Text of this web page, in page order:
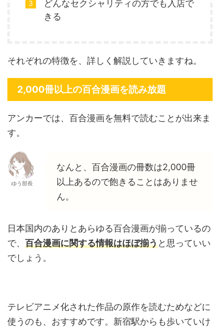
どんなセクシャリティの方でも入店で
きる
それぞれの特徴を、詳しく解説していきますね。
2,000冊以上の百合漫画を読み放題
アンカーでは、百合漫画を無料で読むことが出来ま
す。
ゆう部長
なんと、百合漫画の冊数は2,000冊
以上あるので飽きることはありませ
ん。
日本国内のありとあらゆる百合漫画が揃っているの
で、 百合漫画に関する情報はほぼ揃うと思っていい
でしょう。
テレビアニメ化された作品の原作を読むためなどに
使うのも、おすすめです。新宿駅からも歩いていけ